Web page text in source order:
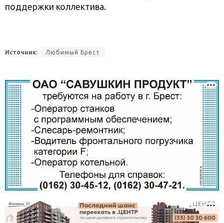
поддержки коллектива.
Источник: Любимый Брест